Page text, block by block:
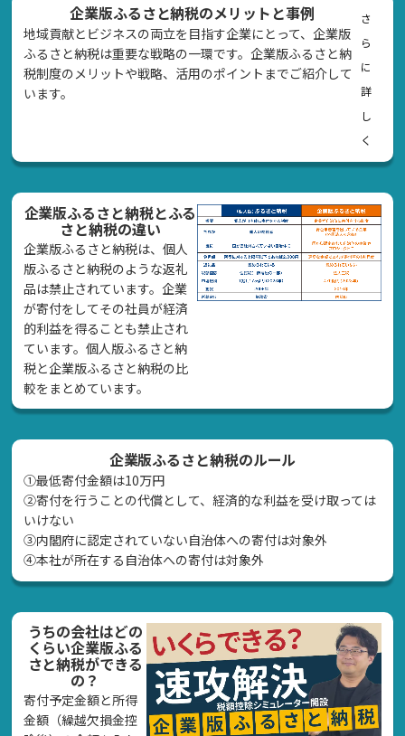
企業版ふるさと納税のメリットと事例
地域貢献とビジネスの両立を目指す企業にとって、企業版
ふるさと納税は重要な戦略の一環です。企業版ふるさと納
税制度のメリットや戦略、活用のポイントまでご紹介して
います。
さ
ら
に
詳
し
く
企業版ふるさと納税とふる
さと納税の違い
企業版ふるさと納税は、個人
版ふるさと納税のような返礼
品は禁止されています。企業
が寄付をしてその社員が経済
的利益を得ることも禁止され
ています。個人版ふるさと納
税と企業版ふるさと納税の比
較をまとめています。
企業版ふるさと納税のルール
①最低寄付金額は10万円
②寄付を行うことの代償として、経済的な利益を受け取っては
いけない
➂内閣府に認定されていない自治体への寄付は対象外
④本社が所在する自治体への寄付は対象外
うちの会社はどの
くらい企業版ふる
さと納税ができる
の？
寄付予定金額と所得
金額（繰越欠損金控